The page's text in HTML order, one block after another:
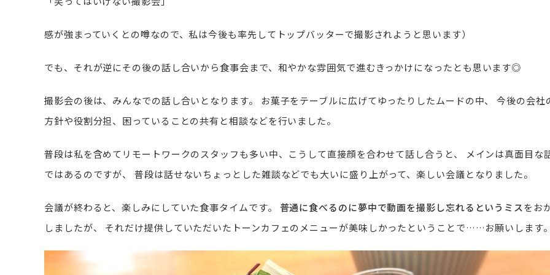
感が強まっていくとの噂なので、私は今後も率先してトップバッターで撮影されようと思います）
でも、それが逆にその後の話し合いから食事会まで、和やかな雰囲気で進むきっかけになったとも思います◎
撮影会の後は、みんなでの話し合いとなります。 お菓子をテーブルに広げてゆったりしたムードの中、
今後の会社
方針や役割分担、困っていることの共有と相談などを行いました。
普段は私を含めてリモートワークのスタッフも多い中、こうして直接顔を合わせて話し合うと、
メインは真面目な
ではあるのですが、
普段は話せないちょっとした雑談などでも大いに盛り上がって、楽しい会議となりました。
会議が終わると、楽しみにしていた食事タイムです。 普通に食べるのに夢中で動画を撮影し忘れるというミスをお
しましたが、
それだけ提供していただいたトーンカフェのメニューが美味しかったということで……お願いします。